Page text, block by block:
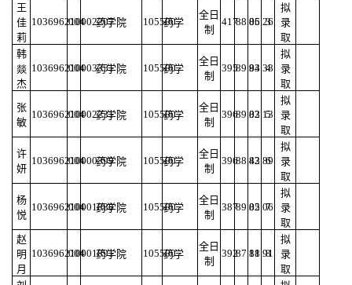
王
佳
莉
103696210002207
004 药学院 105500
药学
全日
制
41788.0685.26
3
拟
录
取
韩
燚
杰
103696210003351
004 药学院 105500
药学
全日
制
39589.9483.38
4
拟
录
取
张
敏
103696210002231
004 药学院 105500
药学
全日
制
39689.0283.13
5
拟
录
取
许
妍
103696210000399
004 药学院 105500
药学
全日
制
39688.4382.89
6
拟
录
取
杨
悦
103696210001888
004 药学院 105500
药学
全日
制
38789.0582.06
7
拟
录
取
赵
明
月
103696210001891
004 药学院 105500
药学
全日
制
39287.1881.91
8
拟
录
取